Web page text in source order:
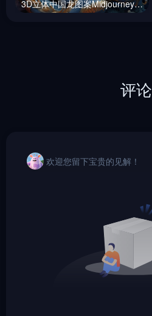
3D立体中国龙图案Midjourney咒语
评论
欢迎您留下宝贵的见解！